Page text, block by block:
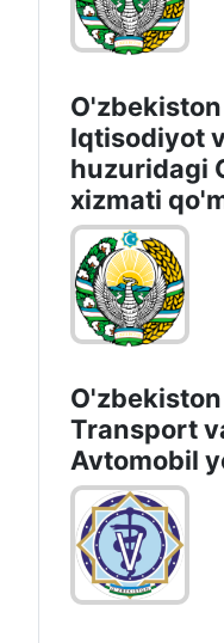
Millatlararo
xorijdagi
masalalari
Iqtisodiyot
huzuridagi
xizmati